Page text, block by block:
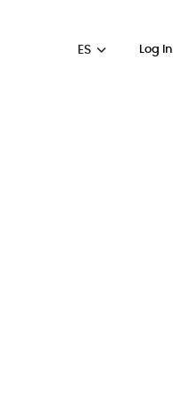
Log In
ES